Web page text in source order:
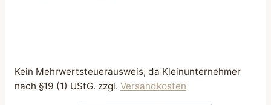
Kein Mehrwertsteuerausweis, da Kleinunternehmer
nach §19 (1) UStG. zzgl. Versandkosten